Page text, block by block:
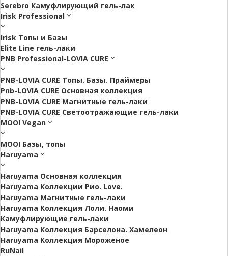
Serebro Камуфлирующий гель-лак
Irisk Professional
Irisk Топы и Базы
Elite Line гель-лаки
PNB Professional-LOVIA CURE
PNB-LOVIA CURE Топы. Базы. Праймеры
Pnb-LOVIA CURE Основная коллекция
PNB-LOVIA CURE Магнитные гель-лаки
PNB-LOVIA CURE Cветоотражающие гель-лаки
MOOI Vegan
MOOI Базы, топы
Haruyama
Haruyama Основная коллекция
Haruyama Коллекции Рио. Love.
Haruyama Магнитные гель-лаки
Haruyama Коллекция Лоли. Наоми
Камуфлирующие гель-лаки
Haruyama Коллекция Барселона. Хамелеон
Haruyama Коллекция Мороженое
RuNail